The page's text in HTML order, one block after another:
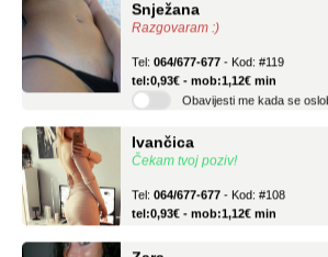
Razgovaram :)
tel:0,93€ - mob:1,12€ min
Obavijesti me kada se
Čekam tvoj poziv!
tel:0,93€ - mob:1,12€ min